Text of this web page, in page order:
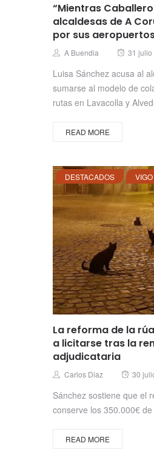
“Mientras
alcaldesas de A
por sus
Author
A Buendia
Posted
31 julio
Luisa Sánchez acusa al
sumarse al modelo de
rutas en Lavacolla y
READ MORE
DESTACADOS
La reforma de la
a licitarse tras la
adjudicataria
Author
Carlos Diaz 30
Sánchez sostiene que el
conserve los 350.000€
READ MORE